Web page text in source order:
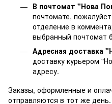
В почтомат "Нова
почтомате,
отделение в
выбранный почтомат
Адресная доставка
доставку курьером
адресу.
Заказы, оформленные и
отправляются в тот же